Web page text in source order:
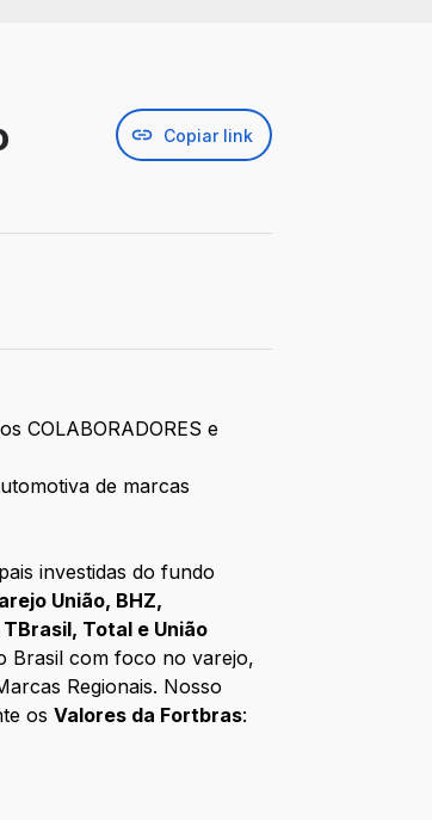
Copiar link
COLABORADORES e
de marcas
investidas do fundo
União, BHZ,
Total e União
Brasil com foco no varejo,
Regionais. Nosso
osValores da Fortbras: